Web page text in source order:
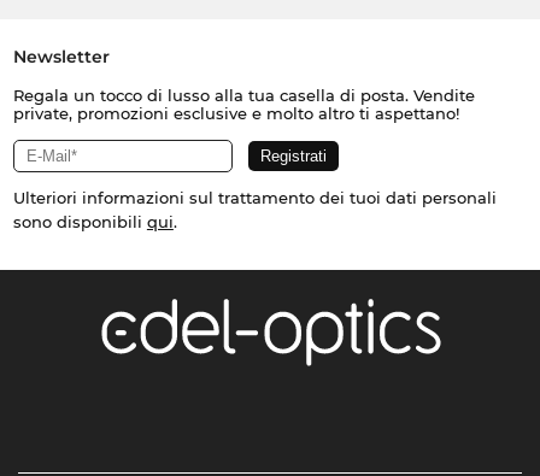
Newsletter
Regala un tocco di lusso alla tua casella di posta. Vendite
private, promozioni esclusive e molto altro ti aspettano!
Ulteriori informazioni sul trattamento dei tuoi dati personali
sono disponibili qui.